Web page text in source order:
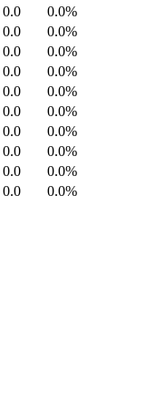
0.0
0.0%
0.0
0.0%
0.0
0.0%
0.0
0.0%
0.0
0.0%
0.0
0.0%
0.0
0.0%
0.0
0.0%
0.0
0.0%
0.0
0.0%